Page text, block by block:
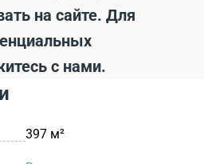
на сайте. Для
с нами.
397 м²